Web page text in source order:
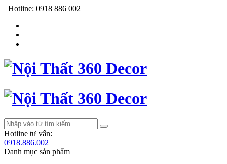
Hotline: 0918 886 002
Hotline tư vấn:
0918.886.002
Danh mục sản phẩm